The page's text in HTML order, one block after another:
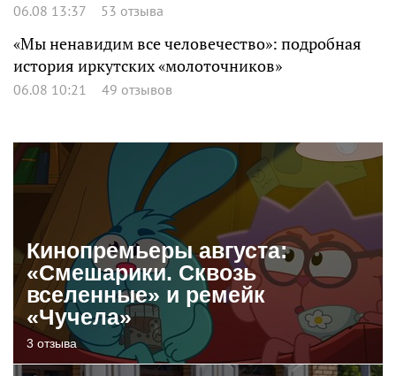
06.08 13:37 53 отзыва
«Мы ненавидим все человечество»: подробная
история иркутских «молоточников»
06.08 10:21 49 отзывов
Кинопремьеры августа:
«Смешарики. Сквозь
вселенные» и ремейк
«Чучела»
3 отзыва